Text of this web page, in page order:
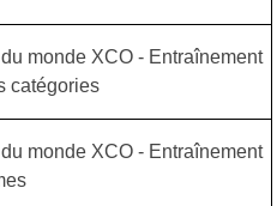
monde XCO - Entraînement
catégories
monde XCO - Entraînement